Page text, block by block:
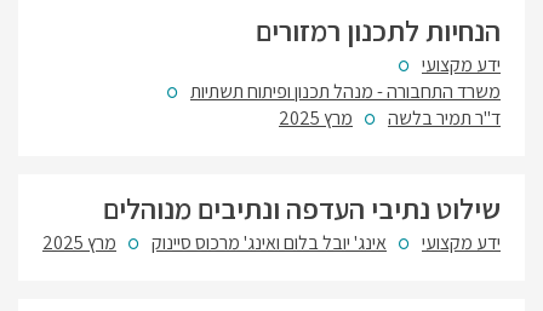
הנחיות לתכנון רמזורים
ידע מקצועי
משרד התחבורה - מנהל תכנון ופיתוח תשתיות
ד"ר תמיר בלשה
מרץ 2025
שילוט נתיבי העדפה ונתיבים מנוהלים
ידע מקצועי אינג' יובל בלום ואינג' מרכוס סיינוק מרץ 2025